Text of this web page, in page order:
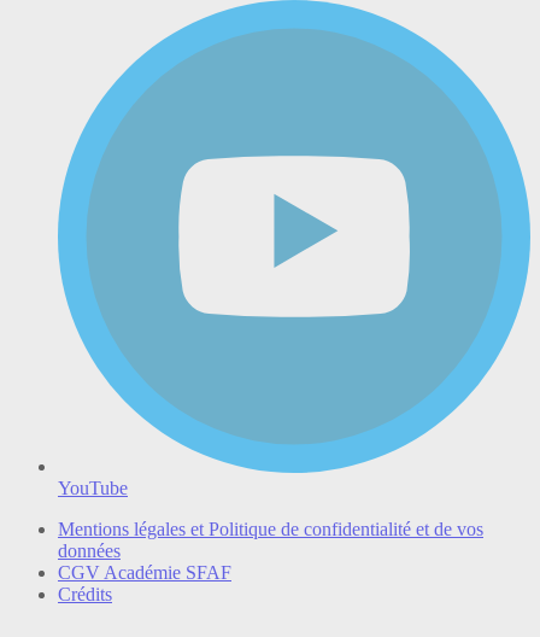
YouTube
Mentions légales et Politique de confidentialité et de vos
données
CGV Académie SFAF
Crédits